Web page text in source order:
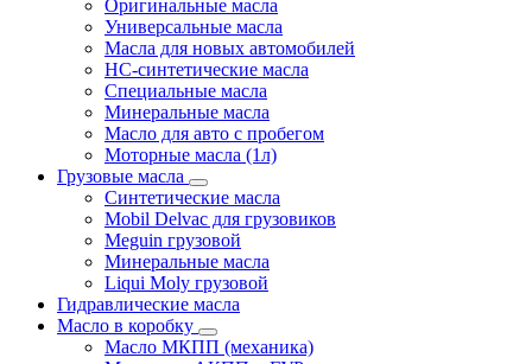
Оригинальные масла
Универсальные масла
Масла для новых автомобилей
HC-синтетические масла
Специальные масла
Минеральные масла
Масло для авто с пробегом
Моторные масла (1л)
Грузовые масла
Синтетические масла
Mobil Delvac для грузовиков
Meguin грузовой
Минеральные масла
Liqui Moly грузовой
Гидравлические масла
Масло в коробку
Масло МКПП (механика)